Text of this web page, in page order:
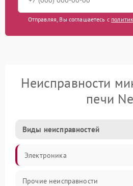
Отправляя, Вы соглашаетесь с
Неисправности
печи
Виды неисправностей
Электроника
Прочие неисправности